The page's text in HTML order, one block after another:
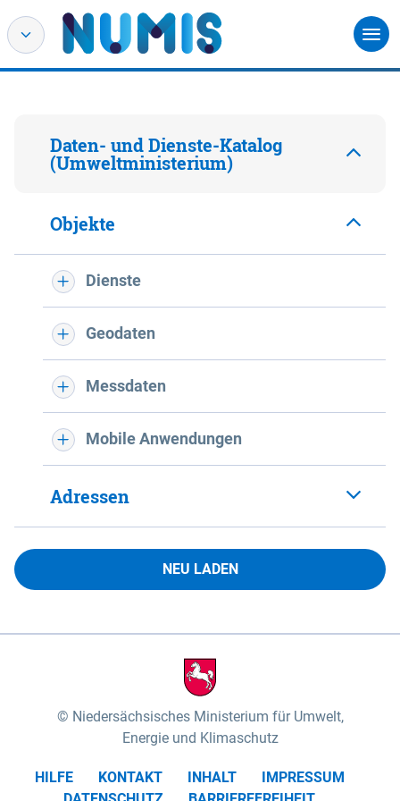
Daten- und Dienste-Katalog
(Umweltministerium)
Objekte
Dienste
Geodaten
Messdaten
Mobile Anwendungen
Adressen
NEU LADEN
Niedersächsisches Ministerium für Umwelt,
Energie und Klimaschutz
HILFE KONTAKT INHALT
IMPRESSUM